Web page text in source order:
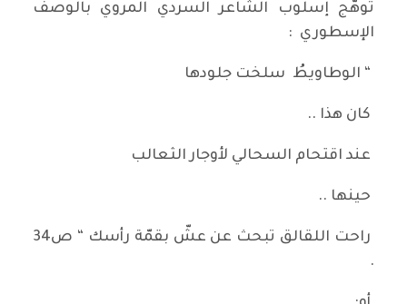
توهّج إسلوب الشاعر السردي المروي بالوصف
الإسطوري :
“ الوطاويطُ سلخت جلودها
كان هذا ..
عند اقتحام السحالي لأوجار الثعالب
حينها ..
راحت اللقالق تبحث عن عشّ بقمّة رأسك “ ص34
.